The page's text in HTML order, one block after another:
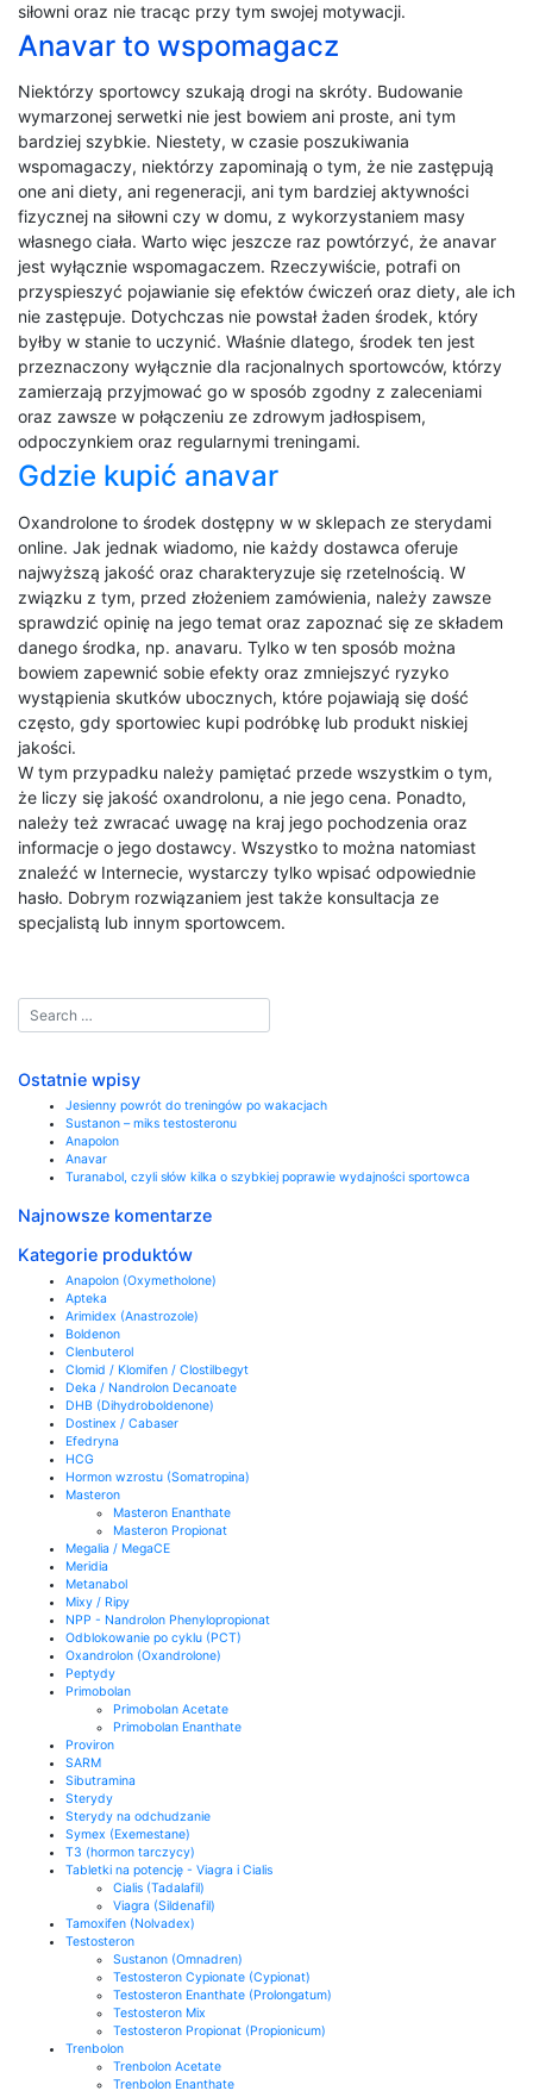
siłowni oraz nie tracąc przy tym swojej motywacji.
Anavar to wspomagacz
Niektórzy sportowcy szukają drogi na skróty. Budowanie
wymarzonej serwetki nie jest bowiem ani proste, ani tym
bardziej szybkie. Niestety, w czasie poszukiwania
wspomagaczy, niektórzy zapominają o tym, że nie zastępują
one ani diety, ani regeneracji, ani tym bardziej aktywności
fizycznej na siłowni czy w domu, z wykorzystaniem masy
własnego ciała. Warto więc jeszcze raz powtórzyć, że anavar
jest wyłącznie wspomagaczem. Rzeczywiście, potrafi on
przyspieszyć pojawianie się efektów ćwiczeń oraz diety, ale ich
nie zastępuje. Dotychczas nie powstał żaden środek, który
byłby w stanie to uczynić. Właśnie dlatego, środek ten jest
przeznaczony wyłącznie dla racjonalnych sportowców, którzy
zamierzają przyjmować go w sposób zgodny z zaleceniami
oraz zawsze w połączeniu ze zdrowym jadłospisem,
odpoczynkiem oraz regularnymi treningami.
Gdzie kupić anavar
Oxandrolone to środek dostępny w w sklepach ze sterydami
online. Jak jednak wiadomo, nie każdy dostawca oferuje
najwyższą jakość oraz charakteryzuje się rzetelnością. W
związku z tym, przed złożeniem zamówienia, należy zawsze
sprawdzić opinię na jego temat oraz zapoznać się ze składem
danego środka, np. anavaru. Tylko w ten sposób można
bowiem zapewnić sobie efekty oraz zmniejszyć ryzyko
wystąpienia skutków ubocznych, które pojawiają się dość
często, gdy sportowiec kupi podróbkę lub produkt niskiej
jakości.
W tym przypadku należy pamiętać przede wszystkim o tym,
że liczy się jakość oxandrolonu, a nie jego cena. Ponadto,
należy też zwracać uwagę na kraj jego pochodzenia oraz
informacje o jego dostawcy. Wszystko to można natomiast
znaleźć w Internecie, wystarczy tylko wpisać odpowiednie
hasło. Dobrym rozwiązaniem jest także konsultacja ze
specjalistą lub innym sportowcem.
Ostatnie wpisy
Jesienny powrót do treningów po wakacjach
Sustanon – miks testosteronu
Anapolon
Anavar
Turanabol, czyli słów kilka o szybkiej poprawie wydajności sportowca
Najnowsze komentarze
Kategorie produktów
Anapolon (Oxymetholone)
Apteka
Arimidex (Anastrozole)
Boldenon
Clenbuterol
Clomid / Klomifen / Clostilbegyt
Deka / Nandrolon Decanoate
DHB (Dihydroboldenone)
Dostinex / Cabaser
Efedryna
HCG
Hormon wzrostu (Somatropina)
Masteron
Masteron Enanthate
Masteron Propionat
Megalia / MegaCE
Meridia
Metanabol
Mixy / Ripy
NPP - Nandrolon Phenylopropionat
Odblokowanie po cyklu (PCT)
Oxandrolon (Oxandrolone)
Peptydy
Primobolan
Primobolan Acetate
Primobolan Enanthate
Proviron
SARM
Sibutramina
Sterydy
Sterydy na odchudzanie
Symex (Exemestane)
T3 (hormon tarczycy)
Tabletki na potencję - Viagra i Cialis
Cialis (Tadalafil)
Viagra (Sildenafil)
Tamoxifen (Nolvadex)
Testosteron
Sustanon (Omnadren)
Testosteron Cypionate (Cypionat)
Testosteron Enanthate (Prolongatum)
Testosteron Mix
Testosteron Propionat (Propionicum)
Trenbolon
Trenbolon Acetate
Trenbolon Enanthate